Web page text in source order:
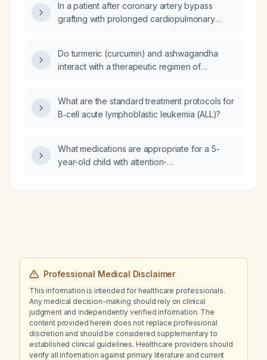
uncomplicated lower respiratory infection?
In a patient after coronary artery bypass
grafting with prolonged cardiopulmonary
monomorphic or polymorphic—is associated
with scarred myocardium?
Do turmeric (curcumin) and ashwagandha
interact with a therapeutic regimen of
What are the standard treatment protocols for
B‑cell acute lymphoblastic leukemia (ALL)?
What medications are appropriate for a 5-
year-old child with attention-
anger or irritability?
Professional Medical Disclaimer
This information is intended for healthcare professionals.
Any medical decision-making should rely on clinical
judgment and independently verified information. The
content provided herein does not replace professional
discretion and should be considered supplementary to
established clinical guidelines. Healthcare providers should
verify all information against primary literature and current